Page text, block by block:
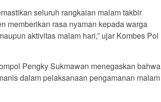
seluruh rangkaian malam takbir
memberikan rasa nyaman kepada warga
aktivitas malam hari,” ujar Kombes Pol
Pengky Sukmawan menegaskan bahwa
dalam pelaksanaan pengamanan malam